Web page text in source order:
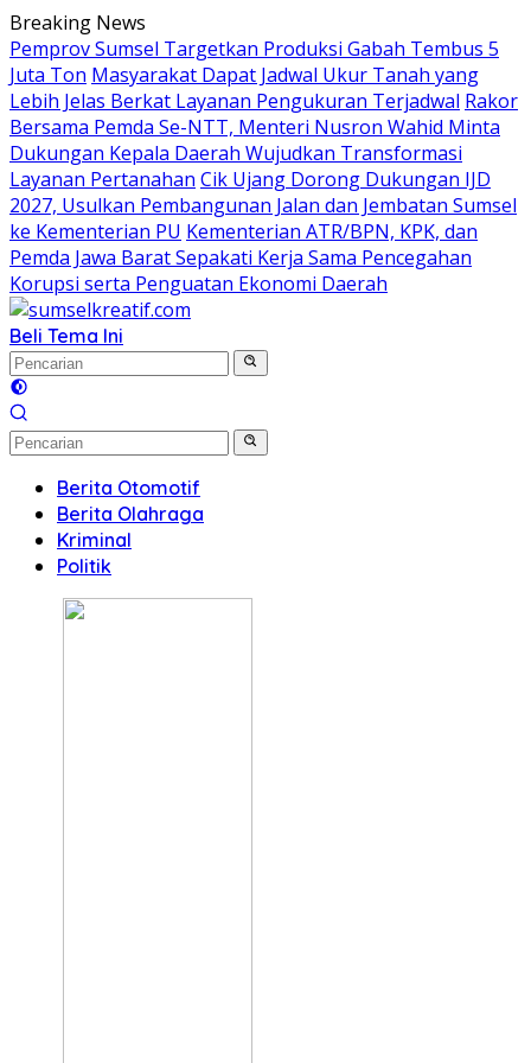
Langsung
ke
konten
Breaking News
Pemprov Sumsel Targetkan Produksi Gabah Tembus 5
Juta Ton Masyarakat Dapat Jadwal Ukur Tanah yang
Lebih Jelas Berkat Layanan Pengukuran Terjadwal Rakor
Bersama Pemda Se-NTT, Menteri Nusron Wahid Minta
Dukungan Kepala Daerah Wujudkan Transformasi
Layanan Pertanahan Cik Ujang Dorong Dukungan IJD
2027, Usulkan Pembangunan Jalan dan Jembatan Sumsel
ke Kementerian PU Kementerian ATR/BPN, KPK, dan
Pemda Jawa Barat Sepakati Kerja Sama Pencegahan
Korupsi serta Penguatan Ekonomi Daerah
Beli Tema Ini
Berita Otomotif
Berita Olahraga
Kriminal
Politik